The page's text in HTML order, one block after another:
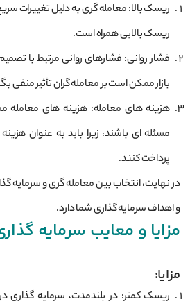
ریسک بالا: معامله‌ گری به دلیل تغییرات سریع
ریسک بالایی همراه است.
فشار روانی: فشارهای روانی مرتبط با
بازار ممکن است بر معامله‌ گران تأثیر منفی
هزینه‌ های معامله: هزینه‌ های معامله
مسئله ‌ای باشند، زیرا باید به عنوان
پرداخت کنند.
در نهایت، انتخاب بین معامله ‌گری و
و اهداف سرمایه‌ گذاری شما دارد.
مزایا و معایب سرمایه
مزایا:
ریسک کمتر: در بلندمدت، سرمایه ‌گذاری